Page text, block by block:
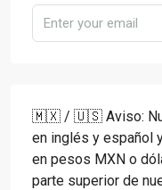
🇲🇽 / 🇺🇸 Aviso:
en inglés y español
en pesos MXN o
parte superior de